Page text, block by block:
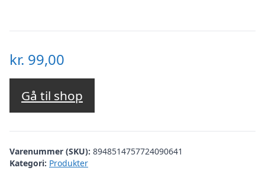
kr. 99,00
Gå til shop
Varenummer (SKU): 8948514757724090641
Kategori: Produkter